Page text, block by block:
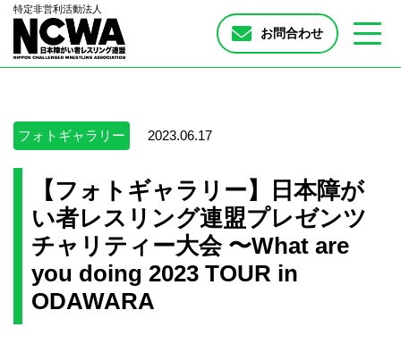
特定非営利活動法人
お問合わせ
フォトギャラリー 2023.06.17
【フォトギャラリー】日本障が
い者レスリング連盟プレゼンツ
チャリティー大会 〜What are
you doing 2023 TOUR in
ODAWARA